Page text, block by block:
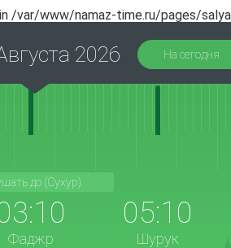
/var/www/namaz-time.ru/pages/
2026 На сегодня
до (Сухур)
Фаджр
05:10
Шурук